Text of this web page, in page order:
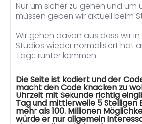
Nur um sicher zu gehen und
müssen geben wir aktuell beim
Wir gehen davon aus dass wir
Studios wieder normalisiert hat
Tage runter kommen.
Die Seite ist kodiert und der
macht den Code knacken zu
Uhrzeit mit Sekunde richtig
Tag und mittlerweile 5 Stelligen
mehr als 100. Millionen
würde er nur allgemein